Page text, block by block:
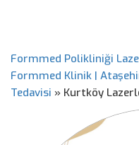
Formmed Polikliniği
Formmed Klinik |
Tedavisi » Kurtköy